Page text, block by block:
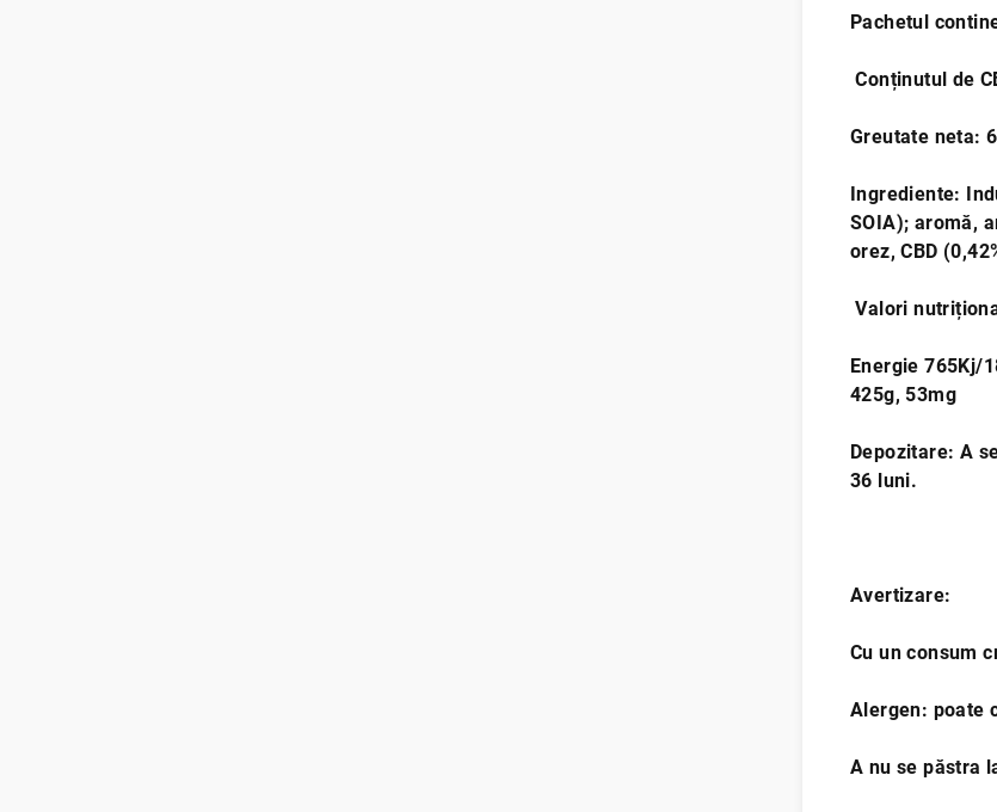
Pachetul
Conținutul de
Greutate neta:
Ingrediente:
SOIA); aromă,
orez, CBD
Valori
Energie 765Kj/
425g, 53mg
Depozitare: A
36 luni.
Avertizare:
Cu un consum
Alergen: poate
A nu se